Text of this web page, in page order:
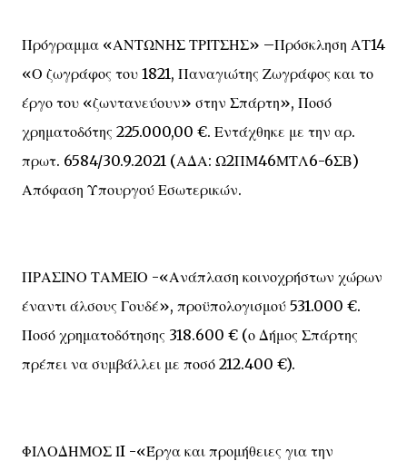
Πρόγραμμα «ΑΝΤΩΝΗΣ ΤΡΙΤΣΗΣ» –Πρόσκληση ΑΤ14
«Ο ζωγράφος του 1821, Παναγιώτης Ζωγράφος και το
έργο του «ζωντανεύουν» στην Σπάρτη», Ποσό
χρηματοδότης 225.000,00 €. Εντάχθηκε με την αρ.
πρωτ. 6584/30.9.2021 (ΑΔΑ: Ω2ΠΜ46ΜΤΛ6-6ΣΒ)
Απόφαση Υπουργού Εσωτερικών.
ΠΡΑΣΙΝΟ ΤΑΜΕΙΟ -«Ανάπλαση κοινοχρήστων χώρων
έναντι άλσους Γουδέ», προϋπολογισμού 531.000 €.
Ποσό χρηματοδότησης 318.600 € (ο Δήμος Σπάρτης
πρέπει να συμβάλλει με ποσό 212.400 €).
ΦΙΛΟΔΗΜΟΣ ΙI -«Έργα και προμήθειες για την